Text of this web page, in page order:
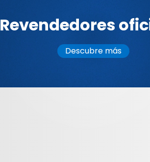
Revendedores
Descubre más